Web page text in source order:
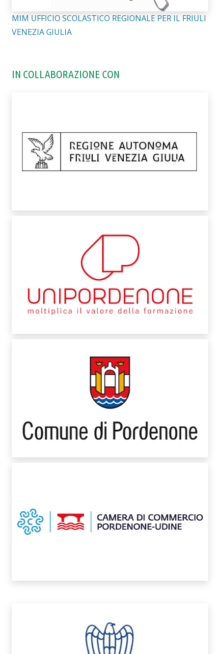
MIM UFFICIO SCOLASTICO REGIONALE PER IL FRIULI
VENEZIA GIULIA
IN COLLABORAZIONE CON